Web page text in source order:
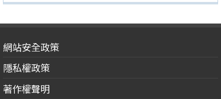
網站安全政策
隱私權政策
著作權聲明